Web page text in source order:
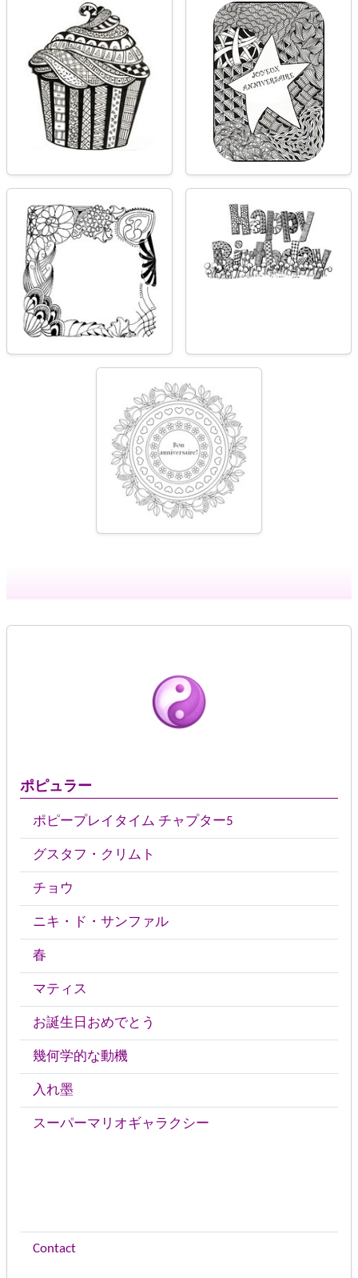
ポピュラー
ポピープレイタイム チャプター5
グスタフ・クリムト
チョウ
ニキ・ド・サンファル
春
マティス
お誕生日おめでとう
幾何学的な動機
入れ墨
スーパーマリオギャラクシー
Contact